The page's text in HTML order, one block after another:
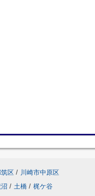
区 / 川崎市中原区
/ 土橋 / 梶ケ谷